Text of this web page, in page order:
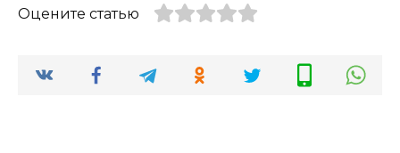
Оцените статью